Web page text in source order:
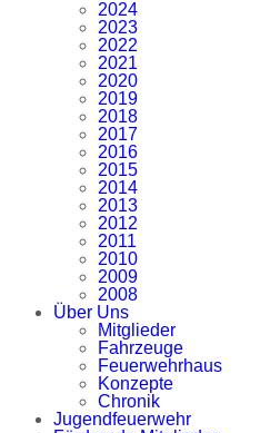
2024
2023
2022
2021
2020
2019
2018
2017
2016
2015
2014
2013
2012
2011
2010
2009
2008
Über Uns
Mitglieder
Fahrzeuge
Feuerwehrhaus
Konzepte
Chronik
Jugendfeuerwehr